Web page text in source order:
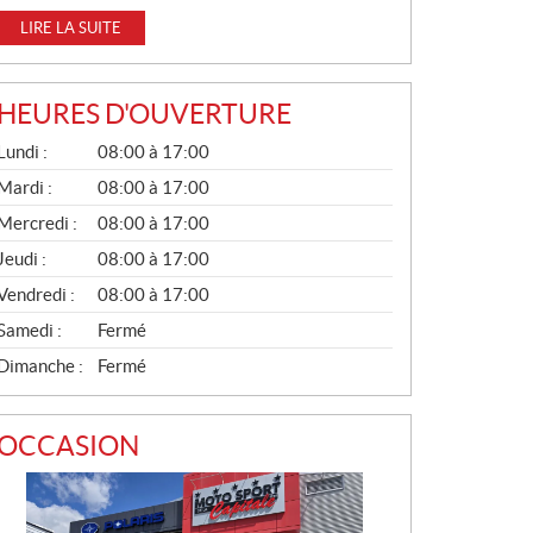
LIRE LA SUITE
HEURES D'OUVERTURE
:
08:00 à 17:00
:
08:00 à 17:00
:
08:00 à 17:00
Jeudi :
08:00 à 17:00
:
08:00 à 17:00
:
Fermé
:
Fermé